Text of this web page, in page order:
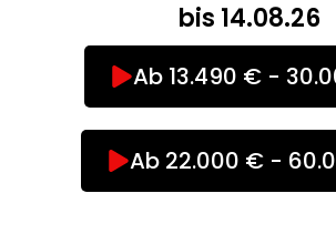
bis 14.08.26
Ab 13.490 € -
Ab 22.000 € -